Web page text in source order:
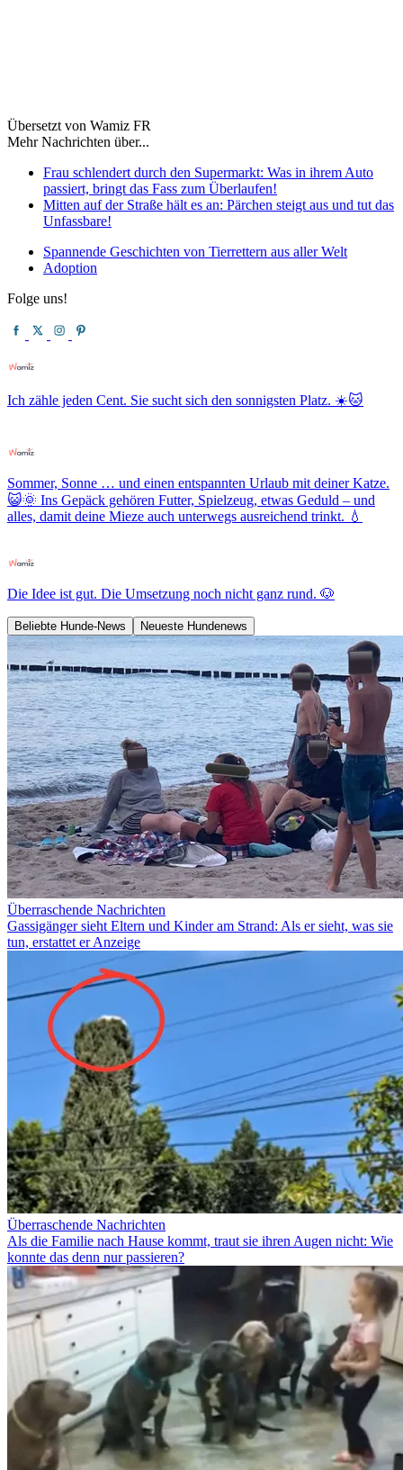
Übersetzt von Wamiz FR
Mehr Nachrichten über...
Frau schlendert durch den Supermarkt: Was in ihrem Auto
passiert, bringt das Fass zum Überlaufen!
Mitten auf der Straße hält es an: Pärchen steigt aus und tut das
Unfassbare!
Spannende Geschichten von Tierrettern aus aller Welt
Adoption
Folge uns!
Ich zähle jeden Cent. Sie sucht sich den sonnigsten Platz. ☀️🐱
Sommer, Sonne … und einen entspannten Urlaub mit deiner Katze.
😺🌞 Ins Gepäck gehören Futter, Spielzeug, etwas Geduld – und
alles, damit deine Mieze auch unterwegs ausreichend trinkt. 💧
Die Idee ist gut. Die Umsetzung noch nicht ganz rund. 🐶
Beliebte Hunde-News Neueste Hundenews
Überraschende Nachrichten
Gassigänger sieht Eltern und Kinder am Strand: Als er sieht, was sie
tun, erstattet er Anzeige
Überraschende Nachrichten
Als die Familie nach Hause kommt, traut sie ihren Augen nicht: Wie
konnte das denn nur passieren?